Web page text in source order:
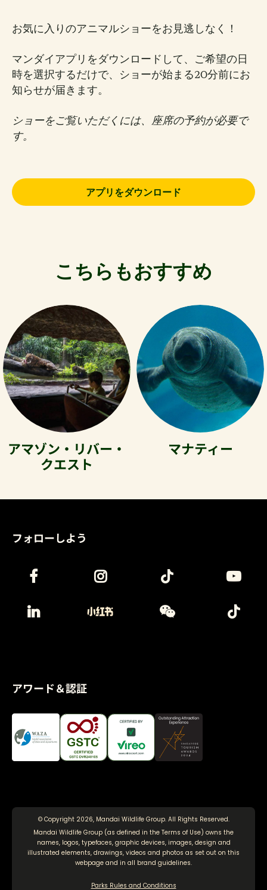
お気に入りのアニマルショーをお見逃しなく！
マンダイアプリをダウンロードして、ご希望の日
時を選択するだけで、ショーが始まる20分前にお
知らせが届きます。
ショーをご覧いただくには、座席の予約が必要で
す。
アプリをダウンロード
こちらもおすすめ
アマゾン・リバー・
クエスト
マナティー
フォローしよう
アワード＆認証
© Copyright 2026, Mandai Wildlife Group. All Rights Reserved.
Mandai Wildlife Group (as defined in the Terms of Use) owns the
names, logos, typefaces, graphic devices, images, design and
illustrated elements, drawings, videos and photos as set out on this
webpage and in all brand guidelines.
Parks Rules and Conditions